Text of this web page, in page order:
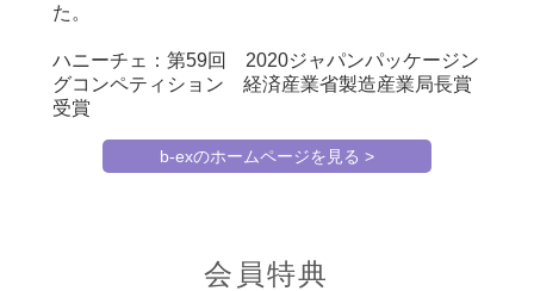
た。
ハニーチェ：第59回 2020ジャパンパッケージン
グコンペティション 経済産業省製造産業局長賞
受賞
b-exのホームページを見る >
会員特典